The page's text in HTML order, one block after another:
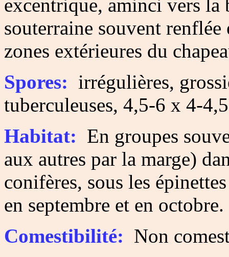
excentrique, aminci vers la
souterraine souvent
zones extérieures du
Spores: irrégulières,
tuberculeuses, 4,5-6 x 4-
Habitat: En groupes
aux autres par la marge)
conifères, sous les
en septembre et en octobre.
Comestibilité: Non